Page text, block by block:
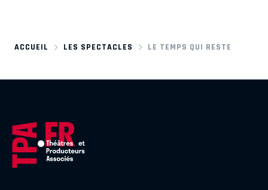
ACCUEIL LES SPECTACLES LE TEMPS QUI RESTE